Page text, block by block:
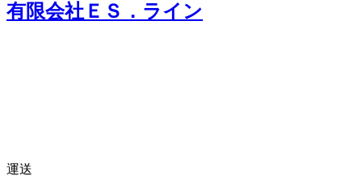
有限会社ＥＳ．ライン
運送